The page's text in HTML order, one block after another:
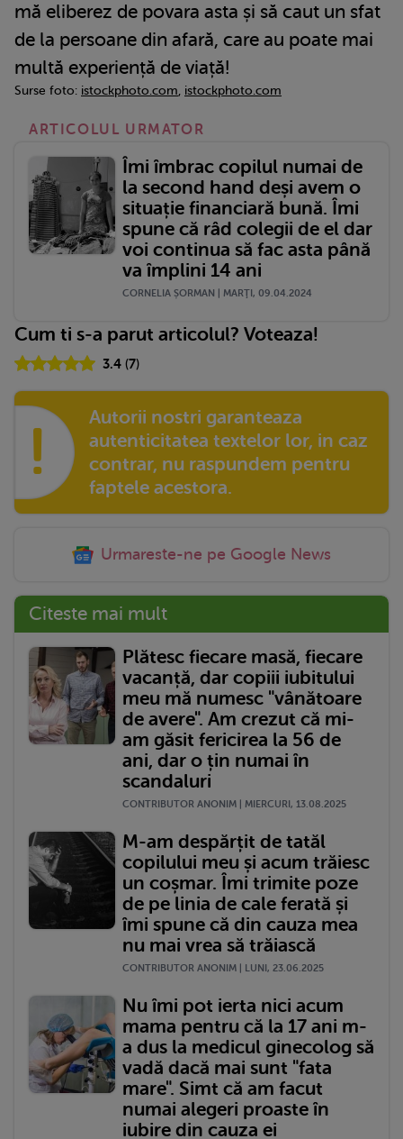
mă eliberez de povara asta și să caut un sfat
de la persoane din afară, care au poate mai
multă experiență de viață!
Surse foto: istockphoto.com, istockphoto.com
ARTICOLUL URMATOR
Îmi îmbrac copilul numai de
la second hand deși avem o
situație financiară bună. Îmi
spune că râd colegii de el dar
voi continua să fac asta până
va împlini 14 ani
CORNELIA ȘORMAN | MARŢI, 09.04.2024
Cum ti s-a parut articolul? Voteaza!
3.4(7)
!
Autorii nostri garanteaza
autenticitatea textelor lor, in caz
contrar, nu raspundem pentru
faptele acestora.
Urmareste-ne pe Google News
Citeste mai mult
Plătesc fiecare masă, fiecare
vacanță, dar copiii iubitului
meu mă numesc "vânătoare
de avere". Am crezut că mi-
am găsit fericirea la 56 de
ani, dar o țin numai în
scandaluri
CONTRIBUTOR ANONIM | MIERCURI, 13.08.2025
M-am despărțit de tatăl
copilului meu și acum trăiesc
un coșmar. Îmi trimite poze
de pe linia de cale ferată și
îmi spune că din cauza mea
nu mai vrea să trăiască
CONTRIBUTOR ANONIM | LUNI, 23.06.2025
Nu îmi pot ierta nici acum
mama pentru că la 17 ani m-
a dus la medicul ginecolog să
vadă dacă mai sunt "fata
mare". Simt că am facut
numai alegeri proaste în
iubire din cauza ei